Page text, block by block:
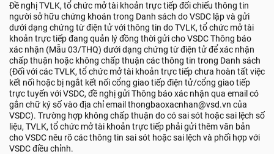
Đề nghị TVLK, tổ chức mở tài khoản trực tiếp đối chiếu thông tin
người sở hữu chứng khoán trong Danh sách do VSDC lập và gửi
dưới dạng chứng từ điện tử với thông tin do TVLK, tổ chức mở tài
khoản trực tiếp đang quản lý đồng thời gửi cho VSDC Thông báo
xác nhận (Mẫu 03/THQ) dưới dạng chứng từ điện tử để xác nhận
chấp thuận hoặc không chấp thuận các thông tin trong Danh sách
(Đối với các TVLK, tổ chức mở tài khoản trực tiếp chưa hoàn tất việc
kết nối hoặc bị ngắt kết nối cổng giao tiếp điện tử/cổng giao tiếp
trực tuyến với VSDC, đề nghị gửi Thông báo xác nhận qua email có
gắn chữ ký số vào địa chỉ email thongbaoxacnhan@vsd.vn của
VSDC). Trường hợp không chấp thuận do có sai sót hoặc sai lệch số
liệu, TVLK, tổ chức mở tài khoản trực tiếp phải gửi thêm văn bản
cho VSDC nêu rõ các thông tin sai sót hoặc sai lệch và phối hợp với
VSDC điều chỉnh.